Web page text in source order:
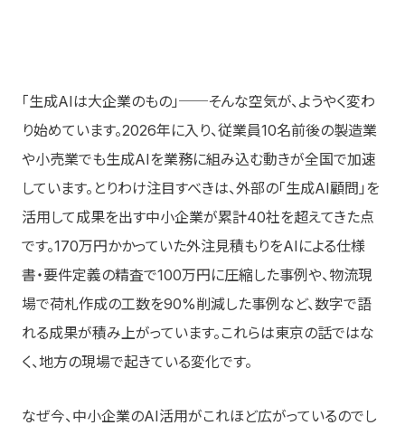
「生成AIは大企業のもの」──そんな空気が、ようやく変わ
り始めています。2026年に入り、従業員10名前後の製造業
や小売業でも生成AIを業務に組み込む動きが全国で加速
しています。とりわけ注目すべきは、外部の「生成AI顧問」を
活用して成果を出す中小企業が累計40社を超えてきた点
です。170万円かかっていた外注見積もりをAIによる仕様
書・要件定義の精査で100万円に圧縮した事例や、物流現
場で荷札作成の工数を90%削減した事例など、数字で語
れる成果が積み上がっています。これらは東京の話ではな
く、地方の現場で起きている変化です。
なぜ今、中小企業のAI活用がこれほど広がっているのでし